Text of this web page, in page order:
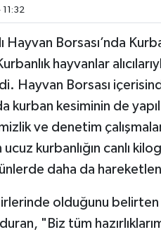
Hayvan Borsası’nda
hayvanlar
Hayvan Borsası
kurban kesiminin de
ve denetim
kurbanlığın canlı
daha da
olduğunu
"Biz tüm